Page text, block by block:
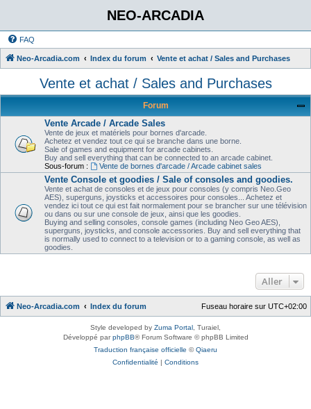
NEO-ARCADIA
FAQ
Neo-Arcadia.com Index du forum Vente et achat / Sales and Purchases
Vente et achat / Sales and Purchases
Forum
Vente Arcade / Arcade Sales
Vente de jeux et matériels pour bornes d'arcade.
Achetez et vendez tout ce qui se branche dans une borne.
Sale of games and equipment for arcade cabinets.
Buy and sell everything that can be connected to an arcade cabinet.
Sous-forum :
Vente de bornes d'arcade / Arcade cabinet sales
Vente Console et goodies / Sale of consoles and goodies.
Vente et achat de consoles et de jeux pour consoles (y compris Neo.Geo
AES), superguns, joysticks et accessoires pour consoles... Achetez et
vendez ici tout ce qui est fait normalement pour se brancher sur une télévision
ou dans ou sur une console de jeux, ainsi que les goodies.
Buying and selling consoles, console games (including Neo Geo AES),
superguns, joysticks, and console accessories. Buy and sell everything that
is normally used to connect to a television or to a gaming console, as well as
goodies.
Aller
Neo-Arcadia.com Index du forum Fuseau horaire sur UTC+02:00
Style developed by Zuma Portal , Turaiel,
Développé parphpBB® Forum Software © phpBB Limited
Traduction française officielle ©Qiaeru
Confidentialité | Conditions